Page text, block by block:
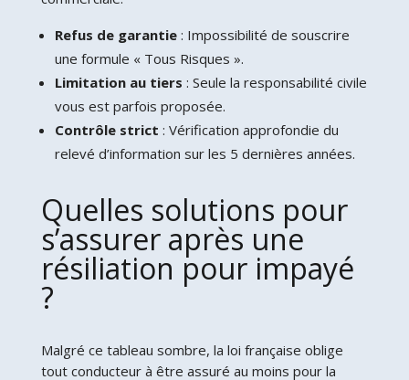
Refus de garantie: Impossibilité de souscrire
une formule « Tous Risques ».
Limitation au tiers : Seule la responsabilité civile
vous est parfois proposée.
Contrôle strict : Vérification approfondie du
relevé d’information sur les 5 dernières années.
Quelles solutions pour
s’assurer après une
résiliation pour impayé
?
Malgré ce tableau sombre, la loi française oblige
tout conducteur à être assuré au moins pour la